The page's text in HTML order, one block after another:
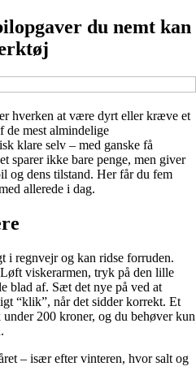
du nemt kan
hverken at være dyrt eller kræve et
de mest almindelige
klare selv – med ganske få
sparer ikke bare penge, men giver
og dens tilstand. Her får du fem
allerede i dag.
i regnvejr og kan ridse forruden.
viskerarmen, tryk på den lille
blad af. Sæt det nye på ved at
“klik”, når det sidder korrekt. Et
200 kroner, og du behøver kun
– især efter vinteren, hvor salt og